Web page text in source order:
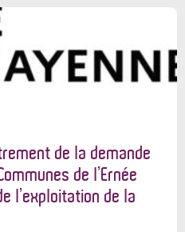
de la demande
de l’Ernée
l’exploitation de la